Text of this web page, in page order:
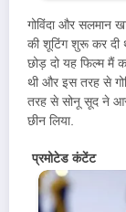
गोविंदा और सलमान
की शूटिंग शुरू कर दी
छोड़ दो यह फिल्म मैं
थी और इस तरह से
तरह से सोनू सूद ने
छीन लिया.